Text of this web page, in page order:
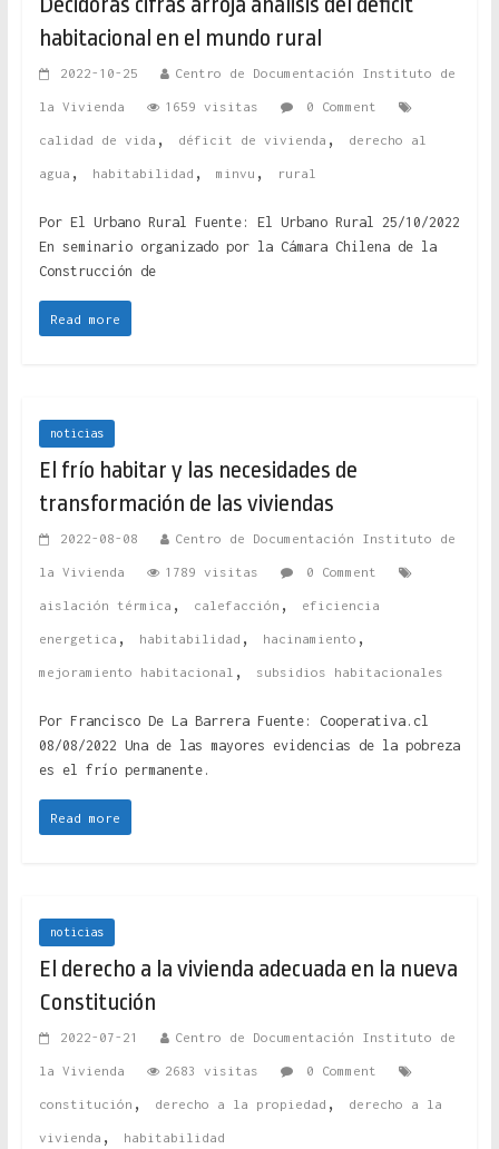
habitacional en el mundo rural
2022-10-25 Centro de Documentación Instituto de
la Vivienda 1659 visitas 0 Comment
calidad de vida , déficit de vivienda , derecho al
agua , habitabilidad , minvu , rural
Por El Urbano Rural Fuente: El Urbano Rural 25/10/2022
En seminario organizado por la Cámara Chilena de la
Construcción de
Read more
noticias
El frío habitar y las necesidades de
transformación de las viviendas
2022-08-08 Centro de Documentación Instituto de
la Vivienda 1789 visitas 0 Comment
aislación térmica , calefacción , eficiencia
energetica , habitabilidad , hacinamiento ,
mejoramiento habitacional , subsidios habitacionales
Por Francisco De La Barrera Fuente: Cooperativa.cl
08/08/2022 Una de las mayores evidencias de la pobreza
es el frío permanente.
Read more
noticias
El derecho a la vivienda adecuada en la nueva
Constitución
2022-07-21 Centro de Documentación Instituto de
la Vivienda 2683 visitas 0 Comment
constitución , derecho a la propiedad , derecho a la
vivienda , habitabilidad